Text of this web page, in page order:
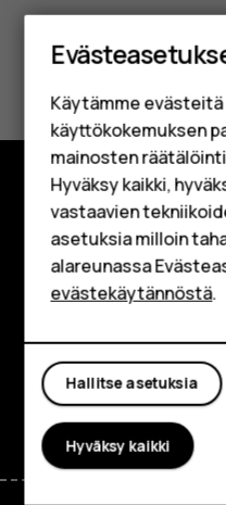
HMD Terra
Yrityksille
Tabletit
Shop
Oliko tästä apua?
Kyllä Ei
Tutustu
Tietoa meistä
Planet and people
FacebookInstagram
Tiktok
Käytämme
käyttökokemuksen
mainosten
Hyväksy kaikki,
vastaavien
asetuksia milloin
alareunassa
evästekäytännöstä.
Hallitse asetuksia
Hyväksy kaikki